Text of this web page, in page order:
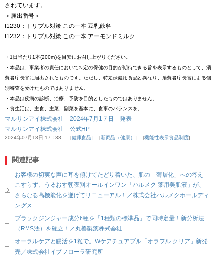
されています。
＜届出番号＞
I1230：トリプル対策 この一本 豆乳飲料
I1232：トリプル対策 この一本 アーモンドミルク
・1日当たり1本(200ml)を目安にお召し上がりください。
・本品は、事業者の責任において特定の保健の目的が期待できる旨を表示するものとして、消
費者庁長官に届出されたものです。ただし、特定保健用食品と異なり、消費者庁長官による個
別審査を受けたものではありません。
・本品は疾病の診断、治療、予防を目的としたものではありません。
・食生活は、主食、主菜、副菜を基本に、食事のバランスを。
マルサンアイ株式会社 2024年7月1７日 発表
マルサンアイ株式会社 公式HP
2024年07月18日 17：38 健康食品 新商品（健康） 機能性表示食品制度
関連記事
お客様の切実な声に耳を傾けてたどり着いた、肌の「薄層化」への答え
こすらず、うるおす朝夜別オールインワン「ハルメク 薬用美肌液」が、
さらなる高機能化を遂げてリニューアル！／株式会社ハルメクホールディ
ングス
ブラックジンジャー成分6種を「1種類の標準品」で同時定量！新分析法
（RMS法）を確立！／丸善製薬株式会社
オーラルケアと腸活を1粒で。Wケアチュアブル「オラフル クリア」新発
売／株式会社イブフローラ研究所